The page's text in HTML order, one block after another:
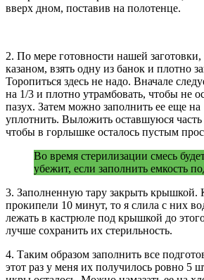
вверх дном, поставив на полотенце.
2. По мере готовности нашей
казаном, взять одну из банок и плотно
Торопиться здесь не надо. Вначале
на 1/3 и плотно утрамбовать, чтобы не
пазух. Затем можно заполнить ее еще на
уплотнить. Выложить оставшуюся часть
чтобы в горлышке осталось пустым
Во время стерилизации смесь
убежит, если заполнить емкость
3. Заполненную тару закрыть крышкой.
прокипели 10 минут, то я слила с них
лежать в кастрюле под крышкой до
лучше сохранить их стерильность.
4. Таким образом заполнить все
этот раз у меня их получилось ровно 5